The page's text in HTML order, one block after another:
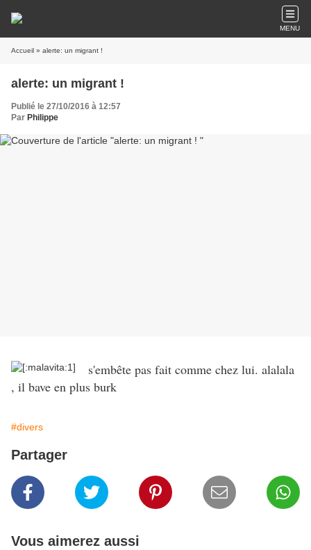
MENU
Accueil » alerte: un migrant !
alerte: un migrant !
Publié le 27/10/2016 à 12:57
Par Philippe
s'embête pas fait comme chez lui. alalala
, il bave en plus burk
#divers
Partager
Vous aimerez aussi